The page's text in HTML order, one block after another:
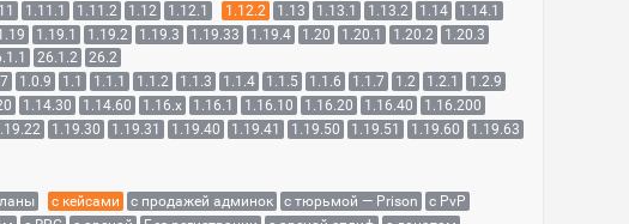
1.11.1 1.11.2 1.12 1.12.1 1.12.2 1.13 1.13.1 1.13.2 1.14
1.14.1
1.19.1 1.19.2 1.19.3 1.19.33 1.19.4 1.20 1.20.1 1.20.2
1.20.3
26.1.2 26.2
1.0.9 1.1 1.1.1 1.1.2 1.1.3 1.1.4 1.1.5 1.1.6 1.1.7 1.2 1.2.1
1.2.9
1.14.30 1.14.60 1.16.x 1.16.1 1.16.10 1.16.20 1.16.40
1.16.200
1.19.30 1.19.31 1.19.40 1.19.41 1.19.50 1.19.51 1.19.60
1.19.63
с кейсами с продажей админок с тюрьмой — Prison
с PvP